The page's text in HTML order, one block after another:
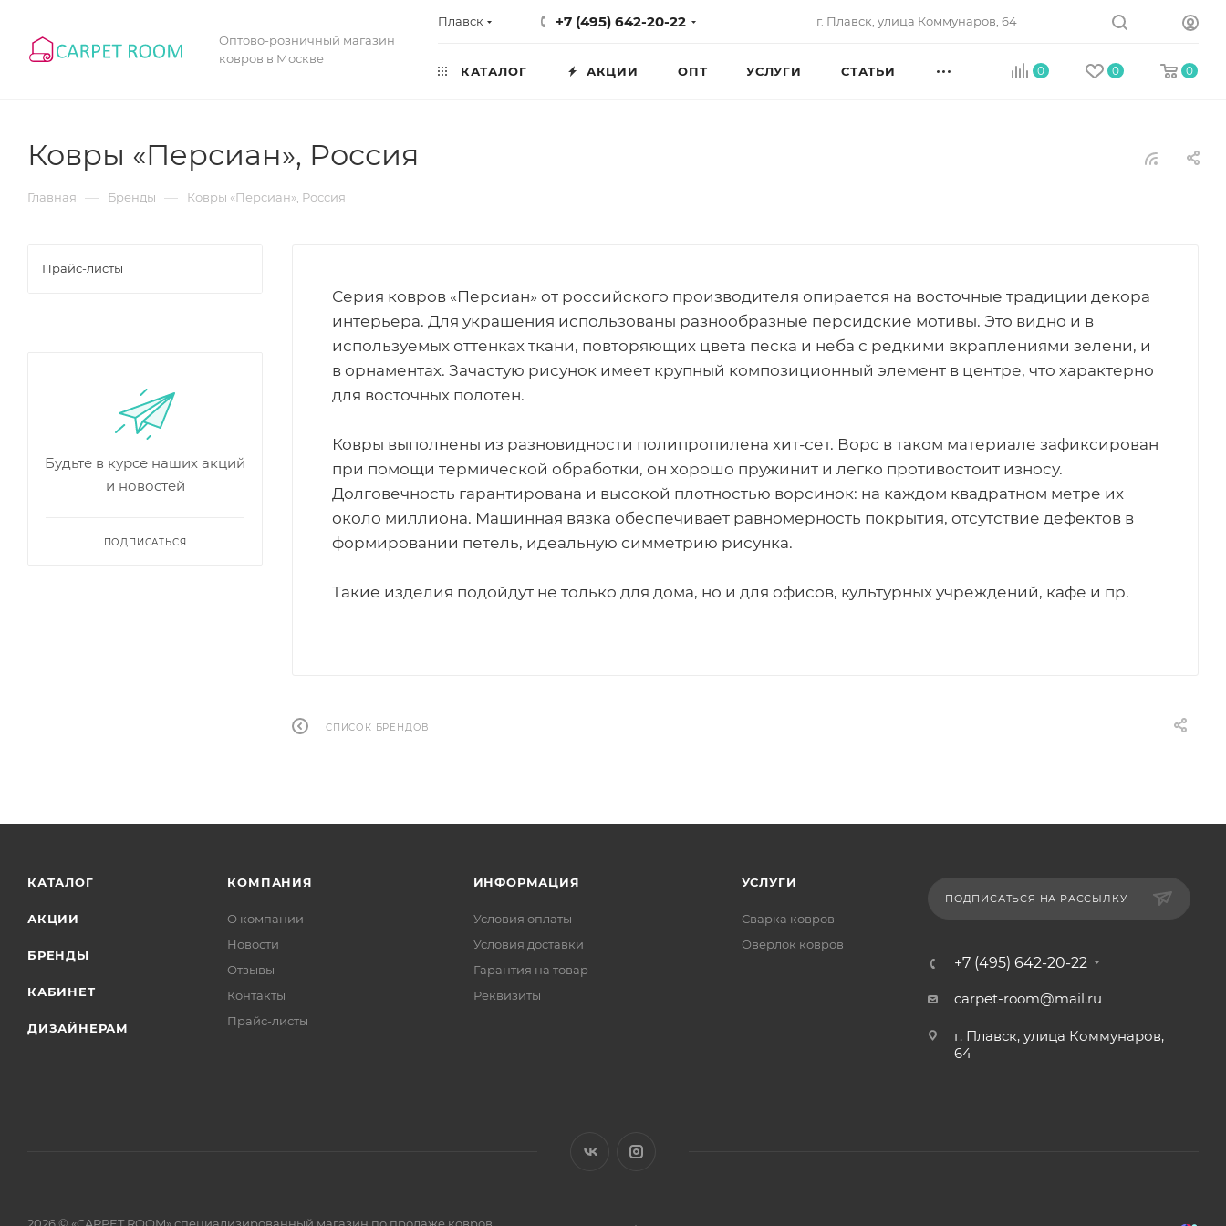
Оптово-розничный магазин
ковров в Москве
Плавск +7 (495) 642-20-22 г. Плавск, улица Коммунаров, 64
0 0 0
КАТАЛОГ АКЦИИ ОПТ УСЛУГИ СТАТЬИ
Ковры «Персиан», Россия
Главная — Бренды — Ковры «Персиан», Россия
Серия ковров «Персиан» от российского производителя опирается на восточные традиции декора
интерьера. Для украшения использованы разнообразные персидские мотивы. Это видно и в
используемых оттенках ткани, повторяющих цвета песка и неба с редкими вкраплениями зелени, и
в орнаментах. Зачастую рисунок имеет крупный композиционный элемент в центре, что характерно
для восточных полотен.
Ковры выполнены из разновидности полипропилена хит-сет. Ворс в таком материале зафиксирован
при помощи термической обработки, он хорошо пружинит и легко противостоит износу.
Долговечность гарантирована и высокой плотностью ворсинок: на каждом квадратном метре их
около миллиона. Машинная вязка обеспечивает равномерность покрытия, отсутствие дефектов в
формировании петель, идеальную симметрию рисунка.
Такие изделия подойдут не только для дома, но и для офисов, культурных учреждений, кафе и пр.
СПИСОК БРЕНДОВ
Прайс-листы
Будьте в курсе наших акций
и новостей
ПОДПИСАТЬСЯ
КАТАЛОГ
АКЦИИ
БРЕНДЫ
КАБИНЕТ
ДИЗАЙНЕРАМ
КОМПАНИЯ
О компании
Новости
Отзывы
Контакты
Прайс-листы
ИНФОРМАЦИЯ
Условия оплаты
Условия доставки
Гарантия на товар
Реквизиты
УСЛУГИ
Сварка ковров
Оверлок ковров
ПОДПИСАТЬСЯ НА РАССЫЛКУ
+7 (495) 642-20-22
carpet-room@mail.ru
г. Плавск, улица Коммунаров,
64